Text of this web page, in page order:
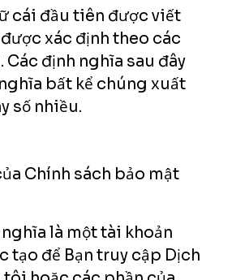
cái đầu tiên được viết
xác định theo các
Các định nghĩa sau đây
bất kể chúng xuất
số nhiều.
Chính sách bảo mật
là một tài khoản
tạo để Bạn truy cập Dịch